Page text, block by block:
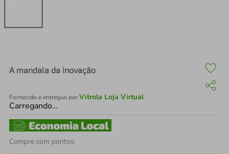
A mandala da inovação
Fornecido e entregue porVitrola Loja Virtual
Carregando…
Compre com pontos: